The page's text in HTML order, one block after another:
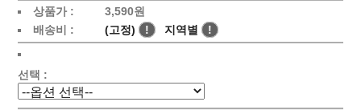
상품가 :
3,590원
배송비 :
(고정) ! 지역별 !
선택 :